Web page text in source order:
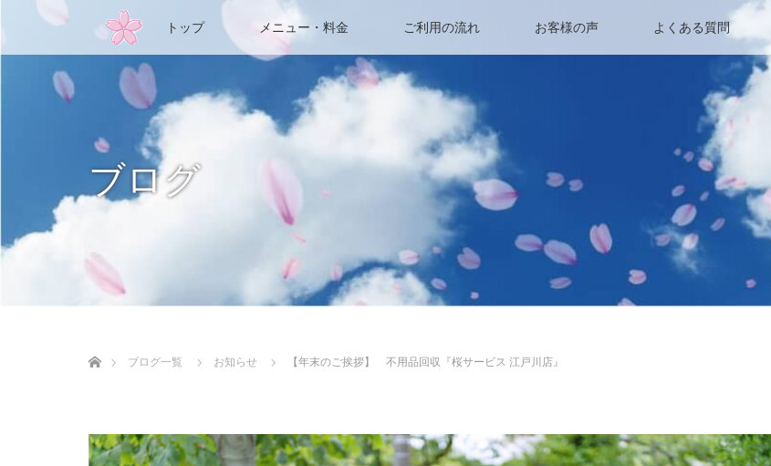
トップ メニュー・料金 ご利用の流れ お客様の声 よくある質問
ブログ
ブログ一覧
お知らせ 【年末のご挨拶】 不用品回収『桜サービス 江戸川店』